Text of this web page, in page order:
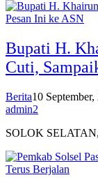
Bupati H.
Cuti,
Berita10 September,
admin2
SOLOK